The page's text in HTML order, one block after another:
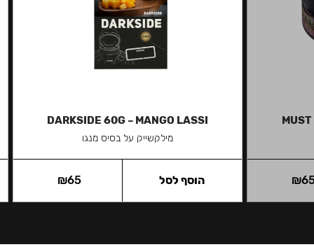
₪
DARKSIDE 60G – MANGO LASSI
מילקשייק על בסיס מנגו
₪65 הוסף לסל